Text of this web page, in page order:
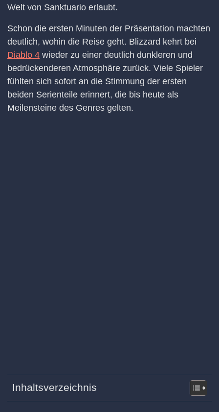
Welt von Sanktuario erlaubt.
Schon die ersten Minuten der Präsentation machten
deutlich, wohin die Reise geht. Blizzard kehrt bei
Diablo 4 wieder zu einer deutlich dunkleren und
bedrückenderen Atmosphäre zurück. Viele Spieler
fühlten sich sofort an die Stimmung der ersten
beiden Serienteile erinnert, die bis heute als
Meilensteine des Genres gelten.
Inhaltsverzeichnis